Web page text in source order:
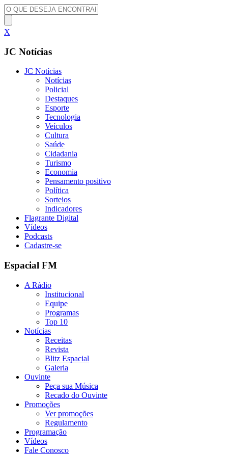
X
JC Notícias
JC Notícias
Notícias
Policial
Destaques
Esporte
Tecnologia
Veículos
Cultura
Saúde
Cidadania
Turismo
Economia
Pensamento positivo
Política
Sorteios
Indicadores
Flagrante Digital
Vídeos
Podcasts
Cadastre-se
Espacial FM
A Rádio
Institucional
Equipe
Programas
Top 10
Notícias
Receitas
Revista
Blitz Espacial
Galeria
Ouvinte
Peça sua Música
Recado do Ouvinte
Promoções
Ver promoções
Regulamento
Programação
Vídeos
Fale Conosco